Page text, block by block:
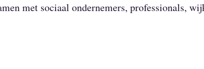
met sociaal ondernemers, professionals,